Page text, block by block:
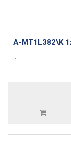
A-MT1L382\K
..